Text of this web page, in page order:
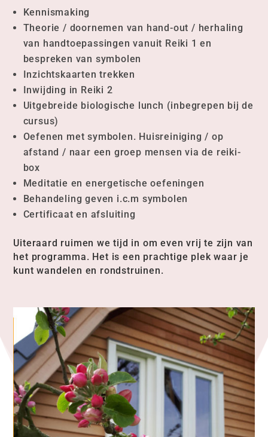
Kennismaking
Theorie / doornemen van hand-out / herhaling
van handtoepassingen vanuit Reiki 1 en
bespreken van symbolen
Inzichtskaarten trekken
Inwijding in Reiki 2
Uitgebreide biologische lunch (inbegrepen bij de
cursus)
Oefenen met symbolen. Huisreiniging / op
afstand / naar een groep mensen via de reiki-
box
Meditatie en energetische oefeningen
Behandeling geven i.c.m symbolen
Certificaat en afsluiting
Uiteraard ruimen we tijd in om even vrij te zijn van
het programma. Het is een prachtige plek waar je
kunt wandelen en rondstruinen.